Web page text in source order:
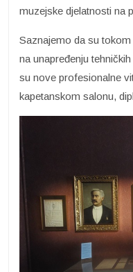
muzejske djelatnosti na
Saznajemo da su
na unapređenju
su nove profesionalne
kapetanskom salonu,